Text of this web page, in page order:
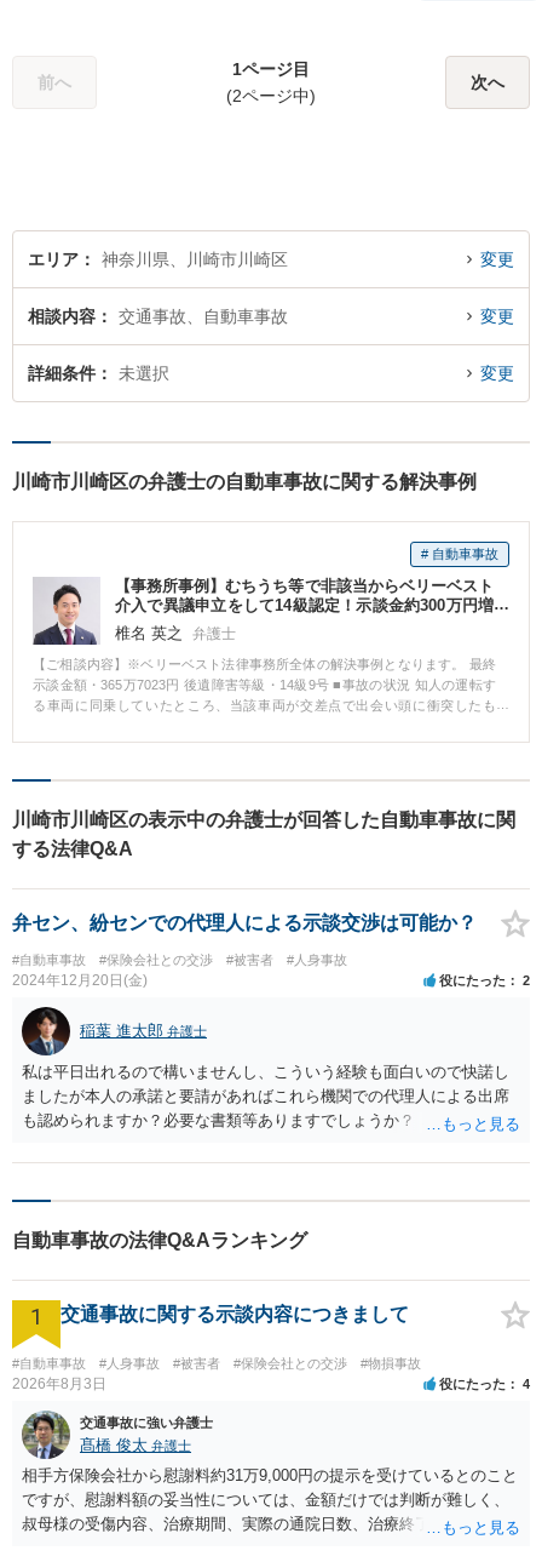
師などとの研究会を行い、協
力医と連携した高いレベルで
前へ
1ページ目
(2ページ中)
次へ
エリア 神奈川県、川崎市川崎区 変更
相談内容 交通事故、自動車事故 変更
詳細条件 未選択 変更
川崎市川崎区の弁護士の自動車事故に関する解決事例
# 自動車事故
【事務所事例】むちうち等で非該当からベリーベスト
介入で異議申立をして14級認定！示談金約300万円増
額！
椎名 英之 弁護士
【ご相談内容】※ベリーベスト法律事務所全体の解決事例となります。 最終
示談金額・365万7023円 後遺障害等級・14級9号 ■事故の状況 知人の運転す
る車両に同乗していたところ、当該車両が交差点で出会い頭に衝突したも
ら5カ月間通院したところで相手方保険会社からの治療費の支払いを打ち切ら
院を続けており、症状が残存していたことから、後遺障害の申請をしました
が自賠責保険からは非該当の認定を受けました。 その後、非該当であること
を前提に、示談交渉を行いましたが、相手方保険会社は、Hさんの納得のいく
法律事務所では、示談金額を上げるためには、非該当とされた後遺障害の認
定に対して異議申立をするしかないと判断し、異議申立をすることになりま
した。その際、医師に対しては、診断書に通院状況についての追記を依頼
し、また、カルテを取り付けるなどしてHさんの治療状況、症状経過の立証活
動を行いました。その結果、異議申立が認められ、頚部痛について14級9号の
め、賠償額は大幅に上昇し、約365万円で示談が成立する結果となりました。
川崎市川崎区の表示中の弁護士が回答した自動車事故に関
する法律Q&A
弁セン、紛センでの代理人による示談交渉は可能か？
#自動車事故 #保険会社との交渉 #被害者 #人身事故
2024年12月20日(金) 役にたった 2
稲葉 進太郎 弁護士
私は平日出れるので構いませんし、こういう経験も面白いので快諾し
ましたが本人の承諾と要請があればこれら機関での代理人による出席
も認められますか？必要な書類等ありますでしょうか？ →匿名A先生
にご友人に損をさせてしまう可能性があると言わざるを得ず、お勧め
自動車事故の法律Q&Aランキング
1 交通事故に関する示談内容につきまして
#自動車事故 #人身事故 #被害者 #保険会社との交渉 #物損事故
2026年8月3日 役にたった 4
交通事故に強い弁護士
髙橋 俊太 弁護士
相手方保険会社から慰謝料約31万9,000円の提示を受けているとのこと
ですが、慰謝料額の妥当性については、金額だけでは判断が難しく、
叔母様の受傷内容、治療期間、実際の通院日数、治療終了の経緯、後